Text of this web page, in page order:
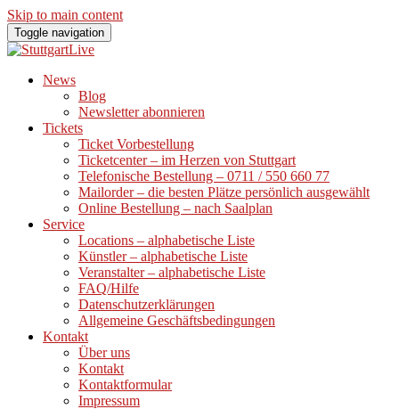
Skip to main content
Toggle navigation
News
Blog
Newsletter abonnieren
Tickets
Ticket Vorbestellung
Ticketcenter – im Herzen von Stuttgart
Telefonische Bestellung – 0711 / 550 660 77
Mailorder – die besten Plätze persönlich ausgewählt
Online Bestellung – nach Saalplan
Service
Locations – alphabetische Liste
Künstler – alphabetische Liste
Veranstalter – alphabetische Liste
FAQ/Hilfe
Datenschutzerklärungen
Allgemeine Geschäftsbedingungen
Kontakt
Über uns
Kontakt
Kontaktformular
Impressum